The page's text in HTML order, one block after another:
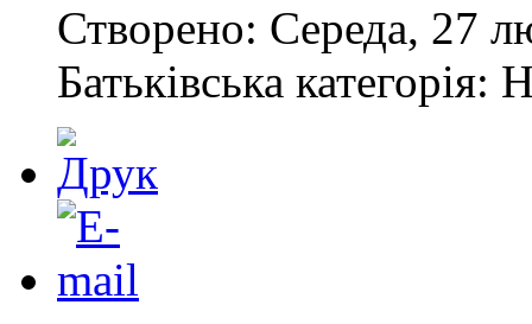
Створено: Середа, 27
Батьківська категорія: